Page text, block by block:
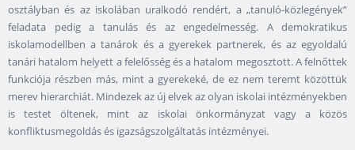
osztályban és az iskolában uralkodó rendért, a „tanuló-közlegények”
feladata pedig a tanulás és az engedelmesség. A demokratikus
iskolamodellben a tanárok és a gyerekek partnerek, és az egyoldalú
tanári hatalom helyett a felelősség és a hatalom megosztott. A felnőttek
funkciója részben más, mint a gyerekeké, de ez nem teremt közöttük
merev hierarchiát. Mindezek az új elvek az olyan iskolai intézményekben
is testet öltenek, mint az iskolai önkormányzat vagy a közös
konfliktusmegoldás és igazságszolgáltatás intézményei.